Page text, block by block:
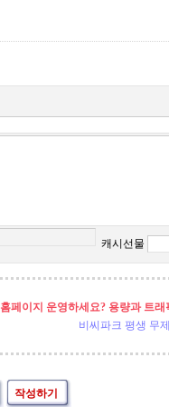
캐시선물
홈페이지 운영하세요? 용량과 트
비씨파크 평생 무
작성하기